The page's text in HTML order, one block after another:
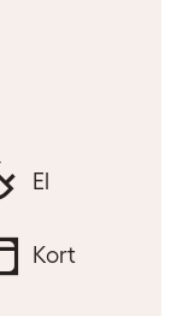
El
Kort